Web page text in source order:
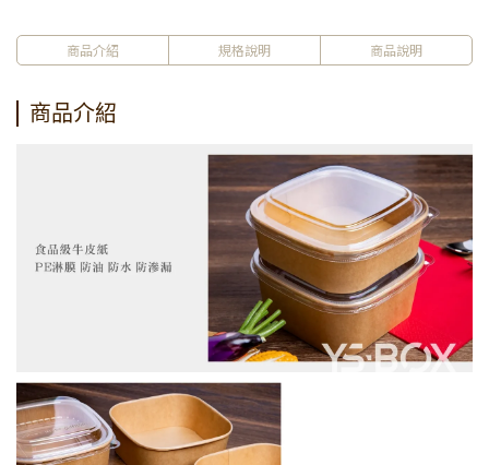
商品介紹 規格說明 商品說明
商品介紹